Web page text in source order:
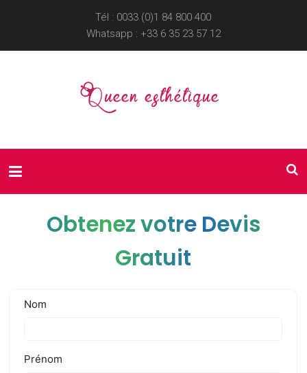
Tél : 0033 (0)1 84 800 400
Whatsapp : +33 6 35 23 57 12
Obtenez votre Devis
Gratuit